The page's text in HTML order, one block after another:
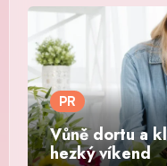
PR
Vůně dortu a
hezký víkend